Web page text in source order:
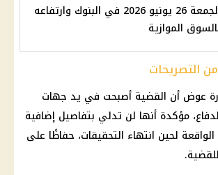
الجمعة 26 يونيو 2026 في البنوك وارتفاعه
الموازية
التصريحات
عوض أن القضية أصبحت في يد جهات
مؤكدة أنها لن تدلي بتفاصيل إضافية
لحين انتهاء التحقيقات، حفاظًا على